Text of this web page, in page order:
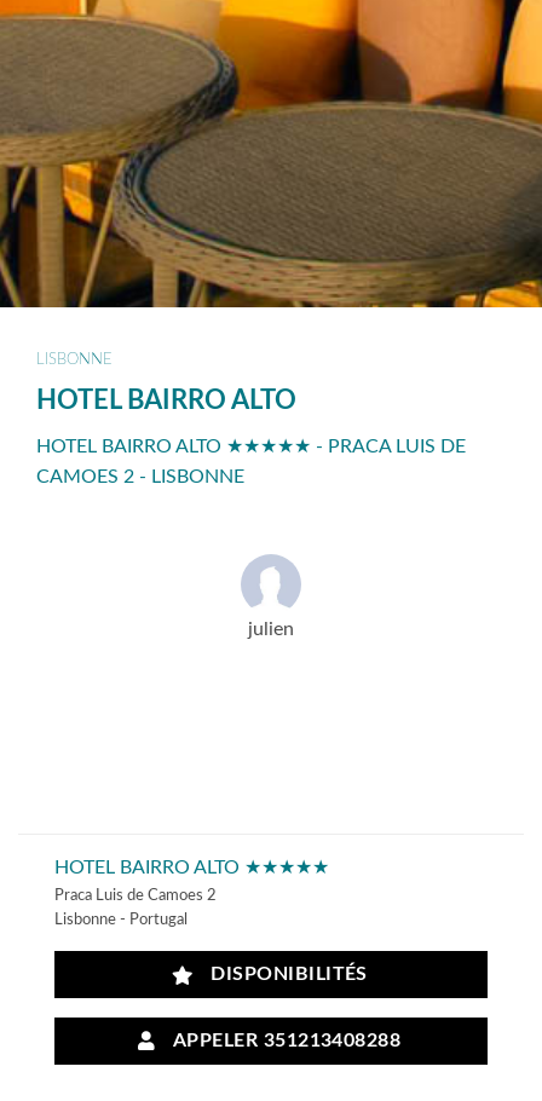
LISBONNE
HOTEL BAIRRO ALTO
HOTEL BAIRRO ALTO ★★★★★ - PRACA LUIS DE
CAMOES 2 - LISBONNE
julien
HOTEL BAIRRO ALTO ★★★★★
Praca Luis de Camoes 2
Lisbonne - Portugal
DISPONIBILITÉS
APPELER 351213408288